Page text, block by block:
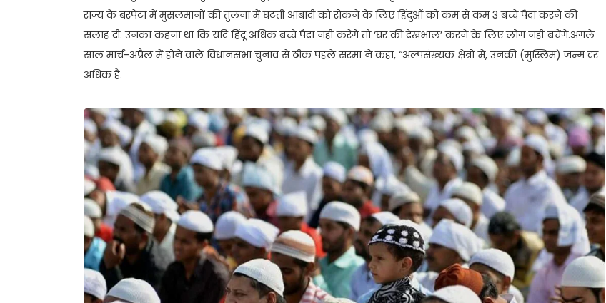
राज्य के बरपेटा में मुसलमानों की तुलना में घटती आबादी को रोकने के लिए हिंदुओं को कम से कम 3 बच्चे पैदा करने की
सलाह दी. उनका कहना था कि यदि हिंदू अधिक बच्चे पैदा नहीं करेंगे तो ‘घर की देखभाल’ करने के लिए लोग नहीं बचेंगे.अगले
साल मार्च-अप्रैल में होने वाले विधानसभा चुनाव से ठीक पहले सरमा ने कहा, “अल्पसंख्यक क्षेत्रों में, उनकी (मुस्लिम) जन्म दर
अधिक है.